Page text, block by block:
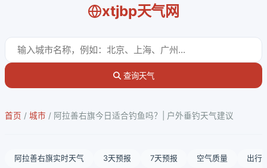
xtjbp天气网
查询天气
首页 / 城市 / 阿拉善右旗今日适合钓鱼吗？| 户外垂钓天气建议
阿拉善右旗实时天气 3天预报 7天预报 空气质量 出行